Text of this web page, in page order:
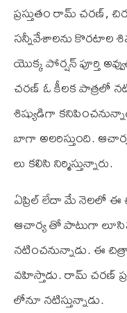
ప్రస్తుతం రామ్ చరణ్,
సన్నీవేశాలను కొరటాల
యొక్క పోర్షన్ పూర్తి
చరణ్ ఓ కీలక పాత్రలో
శిష్యుడిగా
బాగా అలరిస్తుంది.
లు కలిసి నిర్మిస్తున్నారు.
ఏప్రిల్ లేదా మే నెలలో ఈ
ఆచార్య తో పాటుగా
నటించనున్నాడు. ఈ
వహిస్తాడు. రామ్ చరణ్
లోనూ నటిస్తున్నాడు.